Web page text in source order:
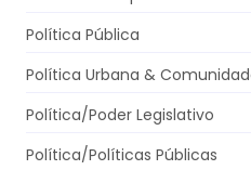
Política Pública
Política Urbana &
Política/Poder Legislativo
Política/Políticas Públicas